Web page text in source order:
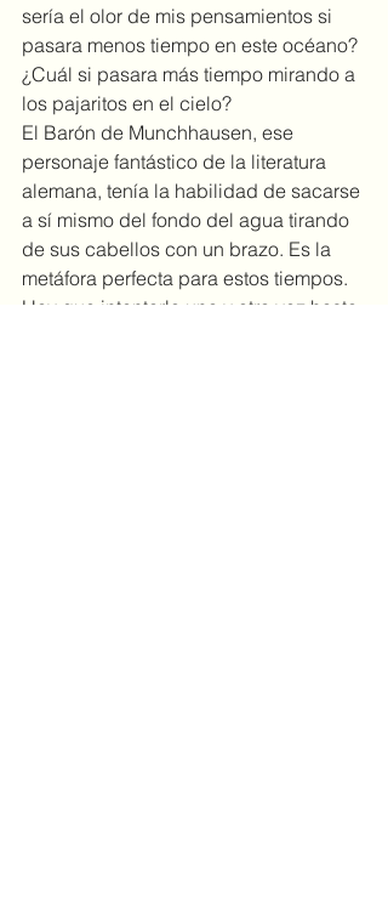
sería el olor de mis pensamientos si
pasara menos tiempo en este océano?
¿Cuál si pasara más tiempo mirando a
los pajaritos en el cielo?
El Barón de Munchhausen, ese
personaje fantástico de la literatura
alemana, tenía la habilidad de sacarse
a sí mismo del fondo del agua tirando
de sus cabellos con un brazo. Es la
metáfora perfecta para estos tiempos.
Hay que intentarlo una y otra vez hasta